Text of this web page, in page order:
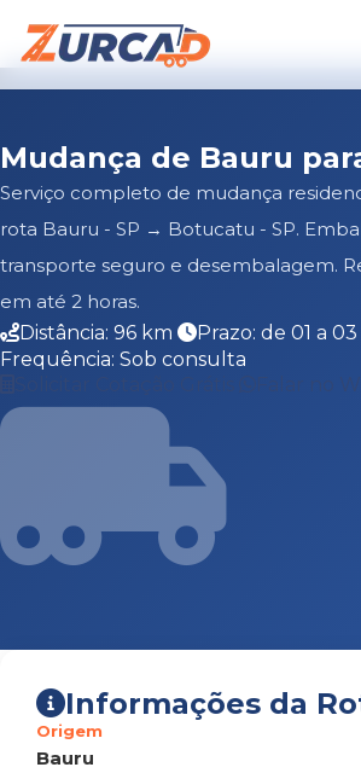
Mudança de Bauru
Serviço completo de mudança
rota Bauru - SP → Botucatu - SP.
transporte seguro e desembalagem.
em até 2 horas.
Distância: 96 km
Prazo: de 01 a
Frequência: Sob consulta
Falar no
Informações da
Origem
Bauru